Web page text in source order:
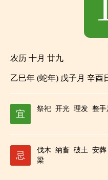
农历 十月 廿九
乙巳年 (蛇年) 戊子月 辛酉
宜
祭祀 开光 理发 整手
忌
伐木 纳畜 破土 安葬
梁